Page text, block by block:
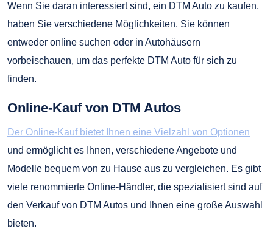
Wenn Sie daran interessiert sind, ein DTM Auto zu kaufen,
haben Sie verschiedene Möglichkeiten. Sie können
entweder online suchen oder in Autohäusern
vorbeischauen, um das perfekte DTM Auto für sich zu
finden.
Online-Kauf von DTM Autos
Der Online-Kauf bietet Ihnen eine Vielzahl von Optionen
und ermöglicht es Ihnen, verschiedene Angebote und
Modelle bequem von zu Hause aus zu vergleichen. Es gibt
viele renommierte Online-Händler, die spezialisiert sind auf
den Verkauf von DTM Autos und Ihnen eine große Auswahl
bieten.